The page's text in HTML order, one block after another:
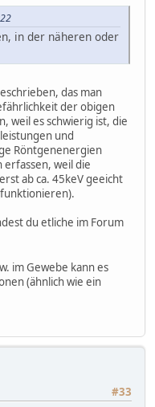
in der näheren oder
das man
der obigen
weil es schwierig ist, die
und
Röntgenenergien
erfassen, weil die
ab ca. 45keV geeicht
du etliche im Forum
im Gewebe kann es
(ähnlich wie ein
#33